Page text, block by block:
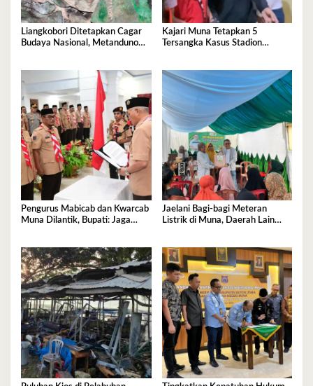
Liangkobori Ditetapkan Cagar
Budaya Nasional, Metanduno
Kajari Muna Tetapkan 5
Tersangka Kasus Stadion
Pengurus Mabicab dan Kwarcab
Muna Dilantik, Bupati: Jaga
Jaelani Bagi-bagi Meteran
Listrik di Muna, Daerah Lain